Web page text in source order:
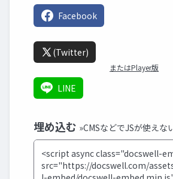
Facebook
(Twitter)
またはPlayer版
LINE
埋め込む »CMSなどでJSが使えな